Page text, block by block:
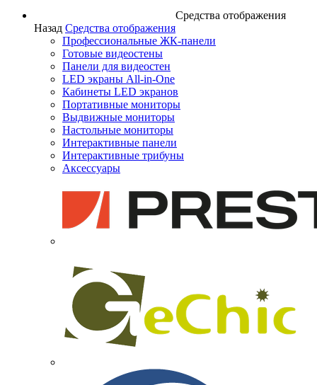
Средства отображения
Назад Средства отображения
Профессиональные ЖК-панели
Готовые видеостены
Панели для видеостен
LED экраны All-in-One
Кабинеты LED экранов
Портативные мониторы
Выдвижные мониторы
Настольные мониторы
Интерактивные панели
Интерактивные трибуны
Аксессуары